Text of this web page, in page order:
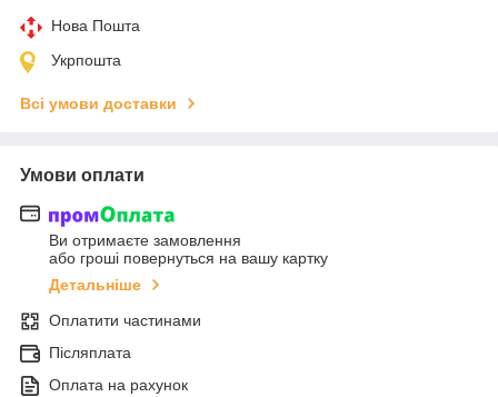
Нова Пошта
Укрпошта
Всі умови доставки
Умови оплати
Ви отримаєте замовлення
або гроші повернуться на вашу картку
Детальніше
Оплатити частинами
Післяплата
Оплата на рахунок